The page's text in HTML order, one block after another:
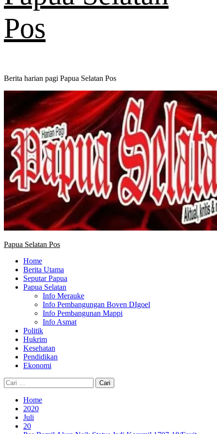
Pos
Berita harian pagi Papua Selatan Pos
Primary
Papua Selatan Pos
Home
Berita Utama
Seputar Papua
Papua Selatan
Info Merauke
Info Pembangungan Boven DIgoel
Info Pembangunan Mappi
Info Asmat
Politik
Hukrim
Kesehatan
Pendidikan
Ekonomi
Cari
untuk:
Home
2020
Juli
20